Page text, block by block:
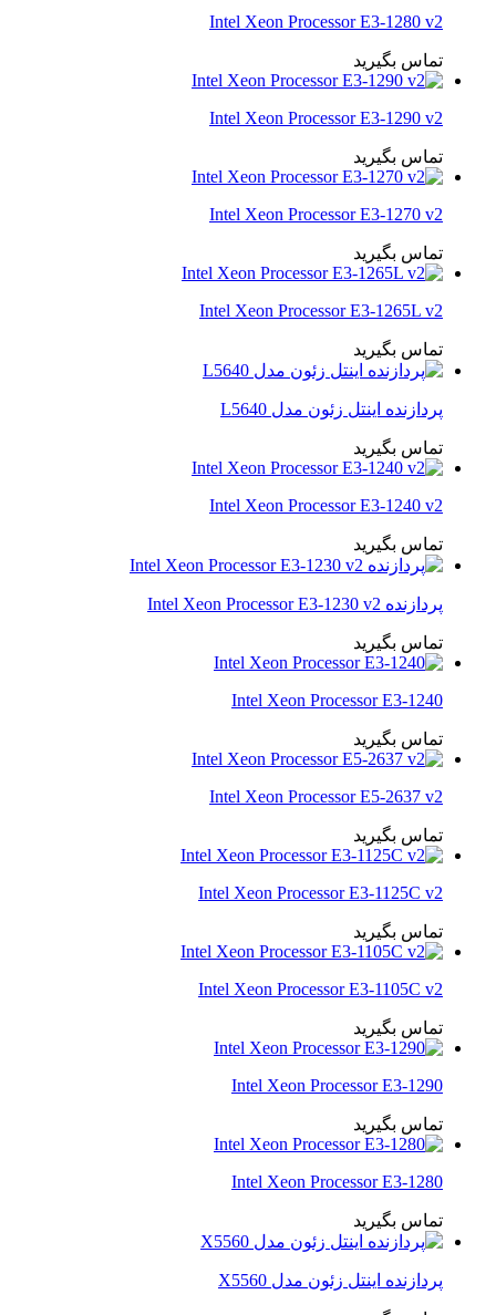
Intel Xeon Processor E3-1280 v2
تماس بگیرید
Intel Xeon Processor E3-1290 v2
تماس بگیرید
Intel Xeon Processor E3-1270 v2
تماس بگیرید
Intel Xeon Processor E3-1265L v2
تماس بگیرید
پردازنده اینتل زئون مدل L5640
تماس بگیرید
Intel Xeon Processor E3-1240 v2
تماس بگیرید
پردازنده Intel Xeon Processor E3-1230 v2
تماس بگیرید
Intel Xeon Processor E3-1240
تماس بگیرید
Intel Xeon Processor E5-2637 v2
تماس بگیرید
Intel Xeon Processor E3-1125C v2
تماس بگیرید
Intel Xeon Processor E3-1105C v2
تماس بگیرید
Intel Xeon Processor E3-1290
تماس بگیرید
Intel Xeon Processor E3-1280
تماس بگیرید
پردازنده اینتل زئون مدل X5560